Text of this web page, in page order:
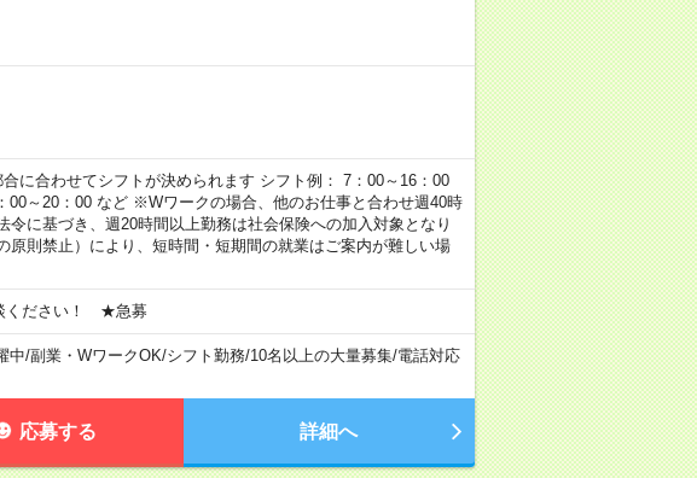
に合わせてシフトが決められます シフト例： 7：00～16：00
00～20：00 など ※Wワークの場合、他のお仕事と合わせ週40時
に基づき、週20時間以上勤務は社会保険への加入対象となり
則禁止）により、短時間・短期間の就業はご案内が難しい場
ください！ ★急募
中/副業・WワークOK/シフト勤務/10名以上の大量募集/電話対応
応募する 詳細へ